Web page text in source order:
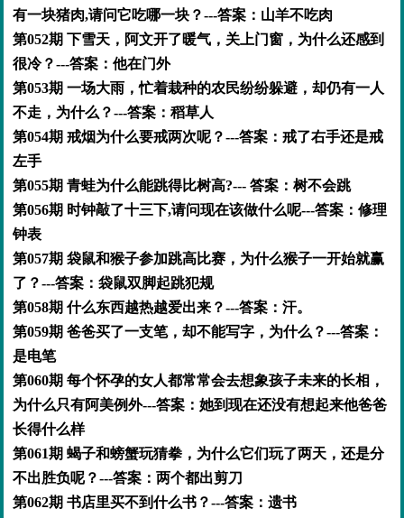
有一块猪肉,请问它吃哪一块？---答案：山羊不吃肉
第052期 下雪天，阿文开了暖气，关上门窗，为什么还感到
很冷？---答案：他在门外
第053期 一场大雨，忙着栽种的农民纷纷躲避，却仍有一人
不走，为什么？---答案：稻草人
第054期 戒烟为什么要戒两次呢？---答案：戒了右手还是戒
左手
第055期 青蛙为什么能跳得比树高?--- 答案：树不会跳
第056期 时钟敲了十三下,请问现在该做什么呢---答案：修理
钟表
第057期 袋鼠和猴子参加跳高比赛，为什么猴子一开始就赢
了？---答案：袋鼠双脚起跳犯规
第058期 什么东西越热越爱出来？---答案：汗。
第059期 爸爸买了一支笔，却不能写字，为什么？---答案：
是电笔
第060期 每个怀孕的女人都常常会去想象孩子未来的长相，
为什么只有阿美例外---答案：她到现在还没有想起来他爸爸
长得什么样
第061期 蝎子和螃蟹玩猜拳，为什么它们玩了两天，还是分
不出胜负呢？---答案：两个都出剪刀
第062期 书店里买不到什么书？---答案：遗书